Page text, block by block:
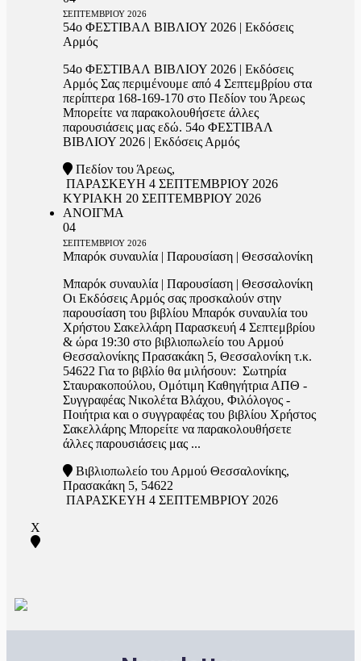
ΣΕΠΤΕΜΒΡΙΟΥ 2026
54ο ΦΕΣΤΙΒΑΛ ΒΙΒΛΙΟΥ 2026 | Εκδόσεις
Αρμός
54ο ΦΕΣΤΙΒΑΛ ΒΙΒΛΙΟΥ 2026 | Εκδόσεις
Αρμός Σας περιμένουμε από 4 Σεπτεμβρίου στα
περίπτερα 168-169-170 στο Πεδίον του Άρεως
Μπορείτε να παρακολουθήσετε άλλες
παρουσιάσεις μας εδώ. 54ο ΦΕΣΤΙΒΑΛ
ΒΙΒΛΙΟΥ 2026 | Εκδόσεις Αρμός
Πεδίον του Άρεως,
ΠΑΡΑΣΚΕΥΗ 4 ΣΕΠΤΕΜΒΡΙΟΥ 2026
ΚΥΡΙΑΚΗ 20 ΣΕΠΤΕΜΒΡΙΟΥ 2026
ΑΝΟΙΓΜΑ
04
ΣΕΠΤΕΜΒΡΙΟΥ 2026
Μπαρόκ συναυλία | Παρουσίαση | Θεσσαλονίκη
Μπαρόκ συναυλία | Παρουσίαση | Θεσσαλονίκη
Οι Εκδόσεις Αρμός σας προσκαλούν στην
παρουσίαση του βιβλίου Μπαρόκ συναυλία του
Χρήστου Σακελλάρη Παρασκευή 4 Σεπτεμβρίου
& ώρα 19:30 στο βιβλιοπωλείο του Αρμού
Θεσσαλονίκης Πρασακάκη 5, Θεσσαλονίκη τ.κ.
54622 Για το βιβλίο θα μιλήσουν: Σωτηρία
Σταυρακοπούλου, Ομότιμη Καθηγήτρια ΑΠΘ -
Συγγραφέας Νικολέτα Βλάχου, Φιλόλογος -
Ποιήτρια και ο συγγραφέας του βιβλίου Χρήστος
Σακελλάρης Μπορείτε να παρακολουθήσετε
άλλες παρουσιάσεις μας ...
Βιβλιοπωλείο του Αρμού Θεσσαλονίκης,
Πρασακάκη 5, 54622
ΠΑΡΑΣΚΕΥΗ 4 ΣΕΠΤΕΜΒΡΙΟΥ 2026
X